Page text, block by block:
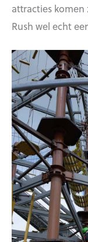
attracties komen
Rush wel echt